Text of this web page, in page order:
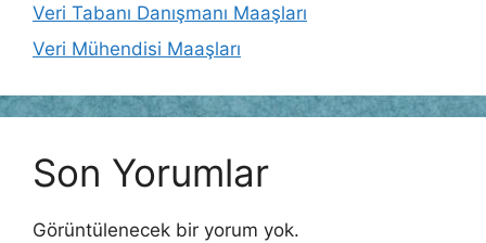
Veri Tabanı Danışmanı Maaşları
Veri Mühendisi Maaşları
Son Yorumlar
Görüntülenecek bir yorum yok.